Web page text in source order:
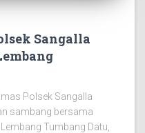
Sangalla
Polsek Sangalla
sambang bersama
Tumbang Datu,